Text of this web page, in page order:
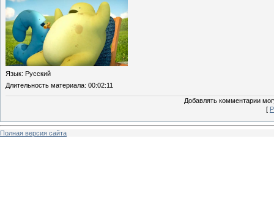
Язык: Русский
Длительность материала: 00:02:11
Добавлять комментарии
[
Полная версия сайта